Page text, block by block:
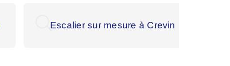
Escalier sur mesure à Crevin